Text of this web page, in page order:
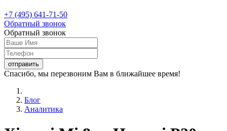
+7 (495) 641-71-50
Обратный звонок
Обратный звонок
Спасибо, мы перезвоним Вам в ближайшее время!
Блог
Аналитика